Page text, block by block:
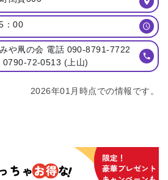
：00
や凧の会 電話 090-8791-7722
0790-72-0513 (上⼭)
2026年01月時点での情報です。